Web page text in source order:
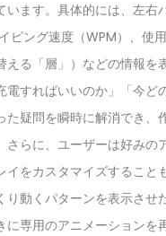
います。具体的には、左右
ピング速度（WPM）、使
える「層」）などの情報を
電すればいいのか」「今ど
た疑問を瞬時に解消でき、
さらに、ユーザーは好みの
イをカスタマイズすること
り動くパターンを表示させ
に専用のアニメーション